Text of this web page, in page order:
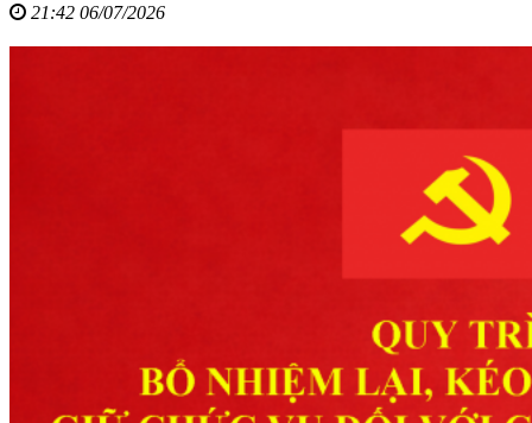
21:42 06/07/2026